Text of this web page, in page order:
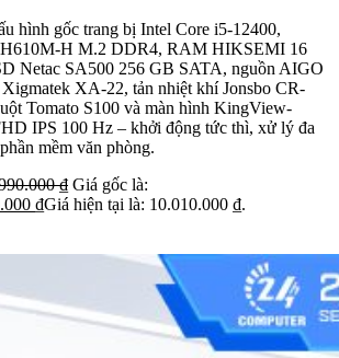
hình gốc trang bị Intel Core i5-12400,
H610M-H M.2 DDR4, RAM HIKSEMI 16
Netac SA500 256 GB SATA, nguồn AIGO
XA-22, tản nhiệt khí Jonsbo CR-
Tomato S100 và màn hình KingView-
IPS 100 Hz – khởi động tức thì, xử lý đa
mềm văn phòng.
₫ Giá gốc là:
₫Giá hiện tại là: 10.010.000 ₫.